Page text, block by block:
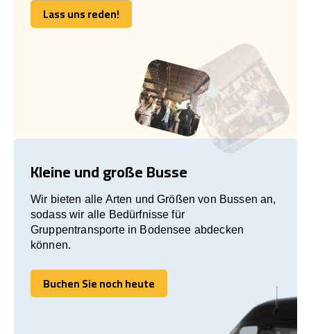
Lass uns reden!
Lass uns reden!
Kleine und große Busse
Wir bieten alle Arten und Größen von Bussen an,
sodass wir alle Bedürfnisse für
Gruppentransporte in Bodensee abdecken
können.
Buchen Sie noch heute
Buchen Sie noch heute